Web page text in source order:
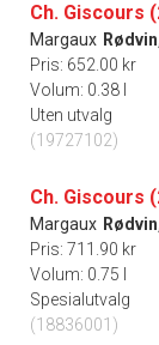
Ch. Giscours
Margaux
Pris: 652.00 kr
Volum: 0.38 l
Uten utvalg
(19727102)
Ch. Giscours
Margaux
Pris: 711.90 kr
Volum: 0.75 l
Spesialutvalg
(18836001)